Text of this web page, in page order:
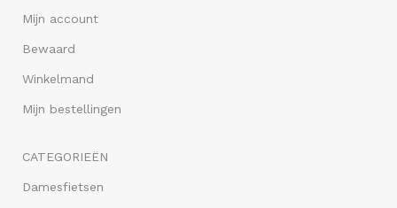
Mijn account
Bewaard
Winkelmand
Mijn bestellingen
CATEGORIEËN
Damesfietsen